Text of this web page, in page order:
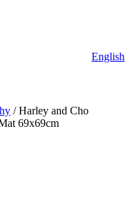
English
/ Harley and Cho
69x69cm